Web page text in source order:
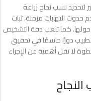
لتحديد نسب نجاحزراعة
التهابات مزمنة، ثبات
حولها. كما تلعب دقة التشخيص
دورًا حاسمًا في تحقيق
لا تقل أهمية عن الإجراء